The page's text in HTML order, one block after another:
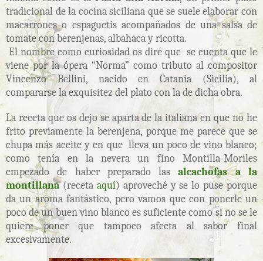
tradicional de la cocina siciliana que se suele elaborar con
macarrones o espaguetis acompañados de una salsa de
tomate con berenjenas, albahaca y ricotta.
El nombre como curiosidad os diré que se cuenta que le
viene por la ópera “Norma” como tributo al compositor
Vincenzo Bellini, nacido en Catania (Sicilia), al
compararse la exquisitez del plato con la de dicha obra.
La receta que os dejo se aparta de la italiana en que no he
frito previamente la berenjena, porque me parece que se
chupa más aceite y en que lleva un poco de vino blanco;
como tenía en la nevera un fino Montilla-Moriles
empezado de haber preparado lasalcachofas a la
montillana(receta aquí) aproveché y se lo puse porque
da un aroma fantástico, pero vamos que con ponerle un
poco de un buen vino blanco es suficiente como si no se le
quiere poner que tampoco afecta al sabor final
excesivamente.